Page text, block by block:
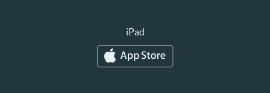
iPad